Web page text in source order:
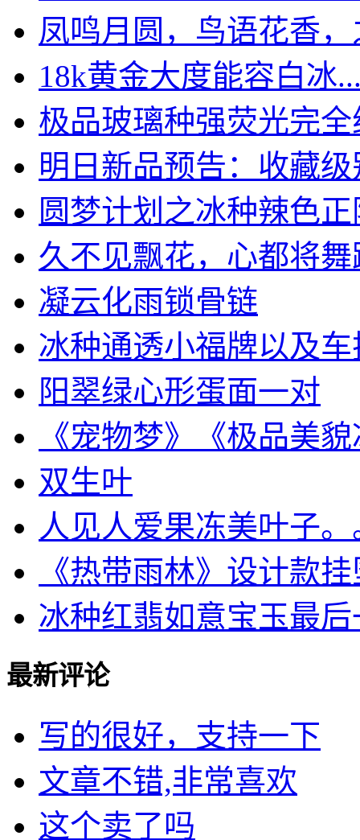
凤鸣月圆，鸟语花香，
18k黄金大度能容白冰
极品玻璃种强荧光完全
明日新品预告：收藏级
圆梦计划之冰种辣色正
久不见飘花，心都将舞
凝云化雨锁骨链
冰种通透小福牌以及车
阳翠绿心形蛋面一对
《宠物梦》《极品美
双生叶
人见人爱果冻美叶子。
《热带雨林》设计款
冰种红翡如意宝玉最后
最新评论
写的很好，支持一下
文章不错,非常喜欢
这个卖了吗